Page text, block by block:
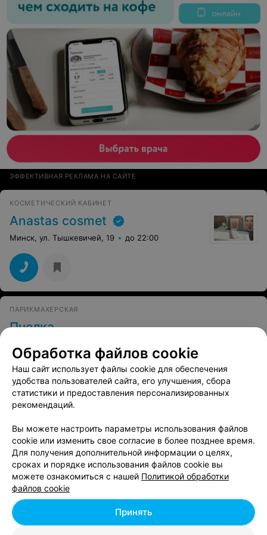
делаешь процедуру или нет. Работой осталась
довольна. Теперь я Ваш постоянный клиент. Большое
спасибо
ЭФФЕКТИВНАЯ РЕКЛАМА НА САЙТЕ
КОСМЕТИЧЕСКИЙ КАБИНЕТ
Anastas cosmet
Минск, ул. Тышкевичей, 19 до 22:00
ПАРИКМАХЕРСКАЯ
Пчелка
Прически
Цена по запросу
Стрижка
Цена по запросу
Смотрите также
Тату салоны возле метро Михалово в Минске
Обработка файлов cookie
Наш сайт использует файлы cookie для обеспечения
удобства пользователей сайта, его улучшения, сбора
статистики и предоставления персонализированных
рекомендаций.
Вы можете настроить параметры использования файлов
cookie или изменить свое согласие в более позднее время.
Для получения дополнительной информации о целях,
сроках и порядке использования файлов cookie вы
можете ознакомиться с нашей Политикой обработки
файлов cookie
Принять